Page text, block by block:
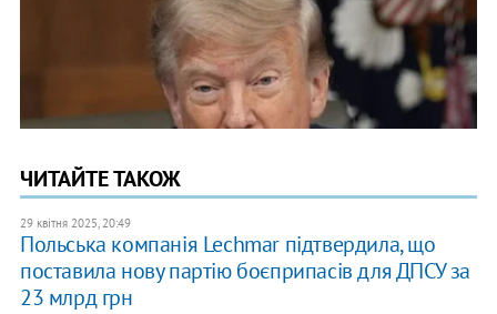
ЧИТАЙТЕ ТАКОЖ
29 квітня 2025, 20:49
Польська компанія Lechmar підтвердила, що
поставила нову партію боєприпасів для ДПСУ за
23 млрд грн